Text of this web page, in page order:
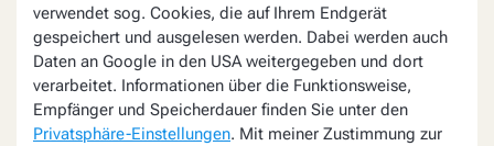
verwendet sog. Cookies, die auf Ihrem Endgerät
gespeichert und ausgelesen werden. Dabei werden auch
Daten an Google in den USA weitergegeben und dort
verarbeitet. Informationen über die Funktionsweise,
Empfänger und Speicherdauer finden Sie unter den
Privatsphäre-Einstellungen. Mit meiner Zustimmung zur